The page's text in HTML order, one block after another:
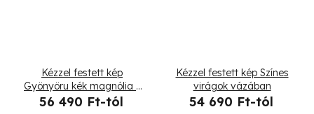
Kézzel festett kép
Gyönyöru kék magnólia -
5 részes
56 490 Ft-tól
Kézzel festett kép Színes
virágok vázában
54 690 Ft-tól